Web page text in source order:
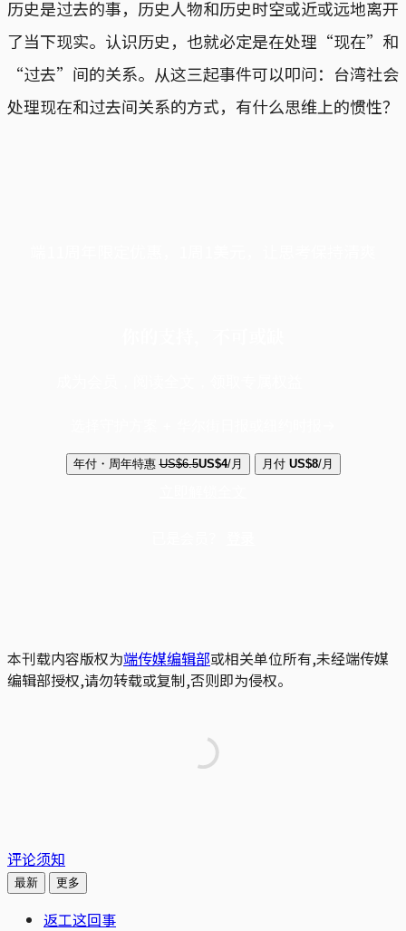
历史是过去的事，历史人物和历史时空或近或远地离开
了当下现实。认识历史，也就必定是在处理“现在”和
“过去”间的关系。从这三起事件可以叩问：台湾社会
处理现在和过去间关系的方式，有什么思维上的惯性？
年付・周年特惠 US$6.5US$4/月 月付 US$8/月
本刊载内容版权为端传媒编辑部或相关单位所有,未经端传媒
编辑部授权,请勿转载或复制,否则即为侵权。
评论须知
最新 更多
返工这回事